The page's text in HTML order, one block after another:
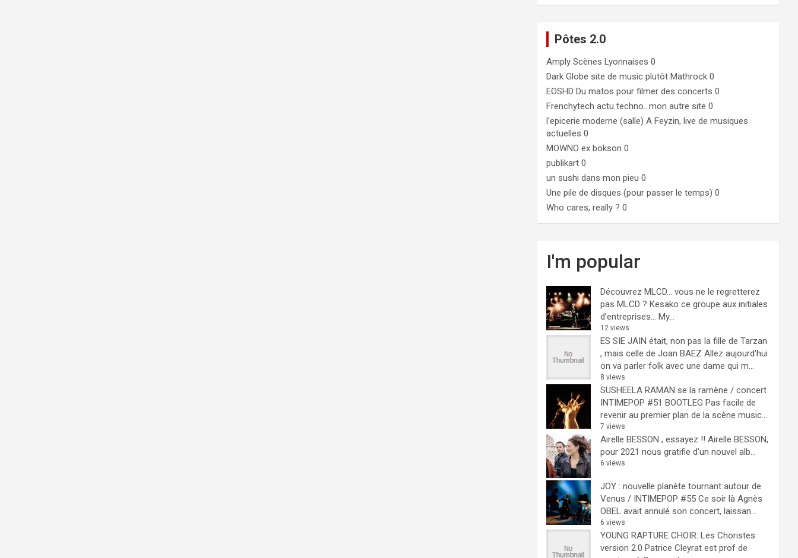
Pôtes 2.0
Amply Scènes Lyonnaises 0
Dark Globe site de music plutôt Mathrock 0
EOSHD Du matos pour filmer des concerts 0
Frenchytech actu techno…mon autre site 0
l'epicerie moderne (salle) A Feyzin, live de musiques
actuelles 0
MOWNO ex bokson 0
publikart 0
un sushi dans mon pieu 0
Une pile de disques (pour passer le temps) 0
Who cares, really ? 0
I'm popular
Découvrez MLCD… vous ne le regretterez
pas MLCD ? Kesako ce groupe aux initiales
d’entreprises… My...
12 views
ES SIE JAIN était, non pas la fille de Tarzan
, mais celle de Joan BAEZ Allez aujourd'hui
on va parler folk avec une dame qui m...
8 views
SUSHEELA RAMAN se la ramène / concert
INTIMEPOP #51 BOOTLEG Pas facile de
revenir au premier plan de la scène music...
7 views
Airelle BESSON , essayez !! Airelle BESSON,
pour 2021 nous gratifie d'un nouvel alb...
6 views
JOY : nouvelle planète tournant autour de
Venus / INTIMEPOP #55 Ce soir là Agnès
OBEL avait annulé son concert, laissan...
6 views
YOUNG RAPTURE CHOIR: Les Choristes
version 2.0 Patrice Cleyrat est prof de